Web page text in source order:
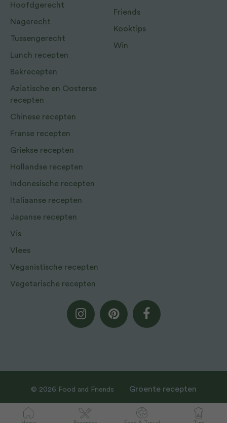
Hoofdgerecht
Nagerecht
Tussengerecht
Lunch recepten
Bakrecepten
Aziatische en Oosterse
recepten
Chinese recepten
Franse recepten
Griekse recepten
Hollandse recepten
Indonesische recepten
Italiaanse recepten
Japanse recepten
Vis
Vlees
Veganistische recepten
Vegetarische recepten
Friends
Kooktips
Win
© 2026 Food and Friends Groente recepten